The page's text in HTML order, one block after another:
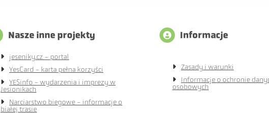
Nasze inne projekty
jeseniky.cz - portal
YesCard - karta pełna korzyści
YESinfo - wydarzenia i imprezy w
Jesionikach
Narciarstwo biegowe - informacje o
białej trasie
Informacje
Zasady i warunki
Informacje o ochronie
osobowych